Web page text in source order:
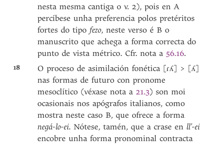
nesta mesma cantiga o v. 2), pois en A
percíbese unha preferencia polos pretéritos
fortes do tipofezo, neste verso é B o
manuscrito que achega a forma correcta do
punto de vista métrico. Cfr. nota a 56.16.
18
O proceso de asimilación fonética [ɾʎ] > [ʎ]
nas formas de futuro con pronome
mesoclítico (véxase nota a 21.3) son moi
ocasionais nos apógrafos italianos, como
mostra neste caso B, que ofrece a forma
negá-lo-ei. Nótese, tamén, que a crase en ll’-ei
encobre unha forma pronominal contracta